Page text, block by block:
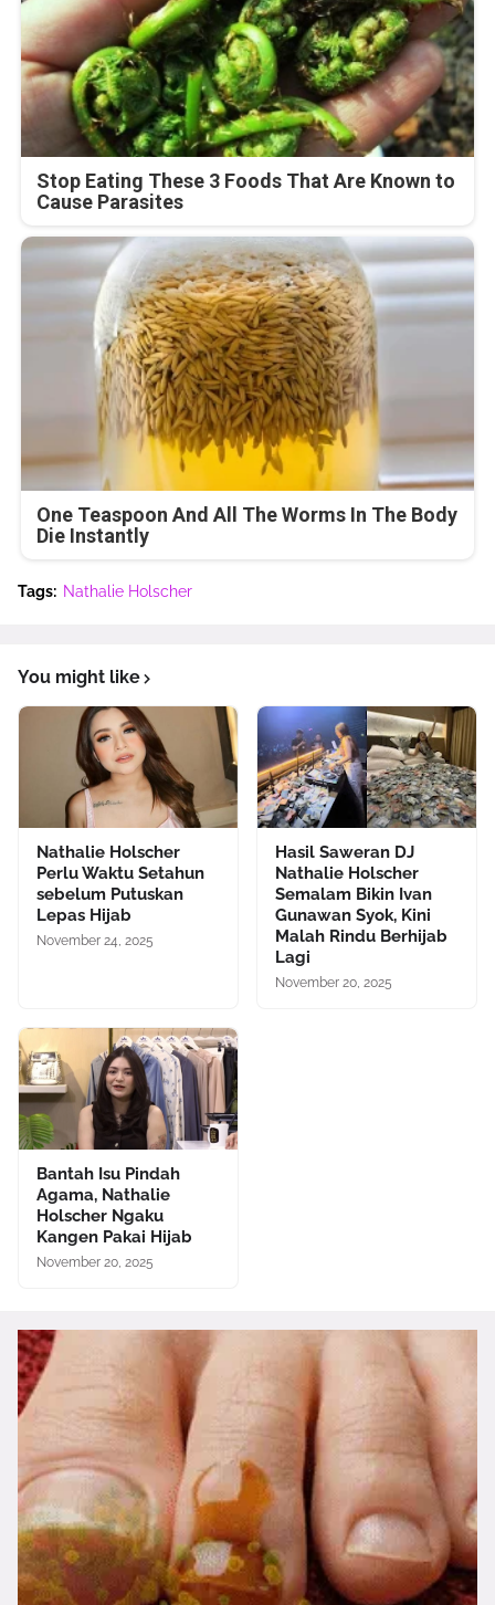
Stop Eating These 3 Foods That Are Known to
Cause Parasites
One Teaspoon And All The Worms In The Body
Die Instantly
Tags: Nathalie Holscher
You might like
Nathalie Holscher
Perlu Waktu Setahun
sebelum Putuskan
Lepas Hijab
November 24, 2025
Hasil Saweran DJ
Nathalie Holscher
Semalam Bikin Ivan
Gunawan Syok, Kini
Malah Rindu Berhijab
Lagi
November 20, 2025
Bantah Isu Pindah
Agama, Nathalie
Holscher Ngaku
Kangen Pakai Hijab
November 20, 2025